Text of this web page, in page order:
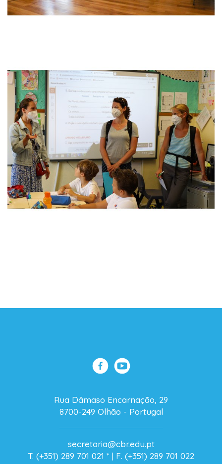
Rua Dâmaso Encarnação, 29
8700-249 Olhão - Portugal
secretaria@cbr.edu.pt
T. (+351) 289 701 021 * | F. (+351) 289 701 022